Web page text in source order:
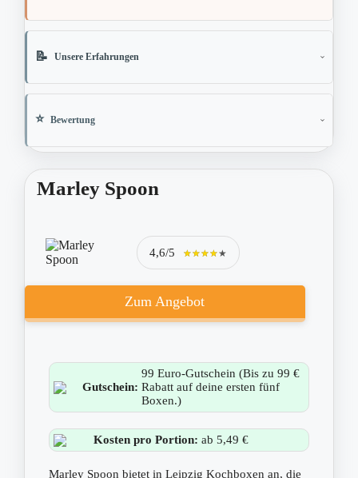
Unsere Erfahrungen
Bewertung
Marley Spoon
4,6/5 ★★★★★
★★★★★
Zum Angebot
Gutschein:
99 Euro-Gutschein (Bis zu 99 €
Rabatt auf deine ersten fünf
Boxen.)
Kosten pro Portion: ab 5,49 €
Marley Spoon bietet in Leipzig Kochboxen an, die